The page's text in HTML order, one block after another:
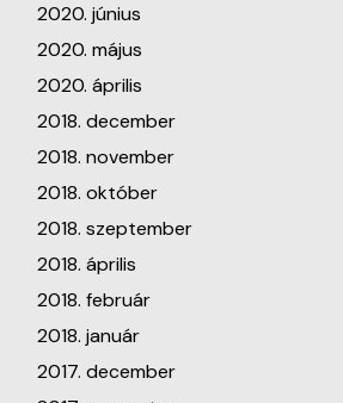
2020. június
2020. május
2020. április
2018. december
2018. november
2018. október
2018. szeptember
2018. április
2018. február
2018. január
2017. december